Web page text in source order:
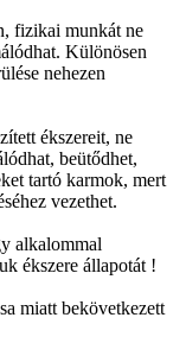
fizikai munkát ne
Különösen
nehezen
ékszereit, ne
beütődhet,
tartó karmok, mert
vezethet.
alkalommal
ékszere állapotát !
miatt bekövetkezett